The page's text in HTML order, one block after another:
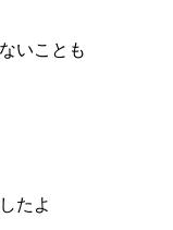
いことも
たよ